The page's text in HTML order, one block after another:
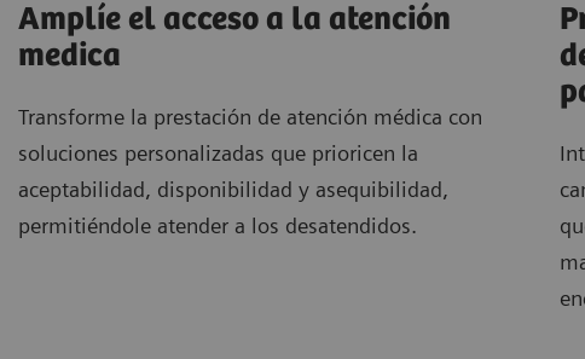
Amplíe el acceso a la atención
medica
Transforme la prestación de atención médica con
soluciones personalizadas que prioricen la
aceptabilidad, disponibilidad y asequibilidad,
permitiéndole atender a los desatendidos.